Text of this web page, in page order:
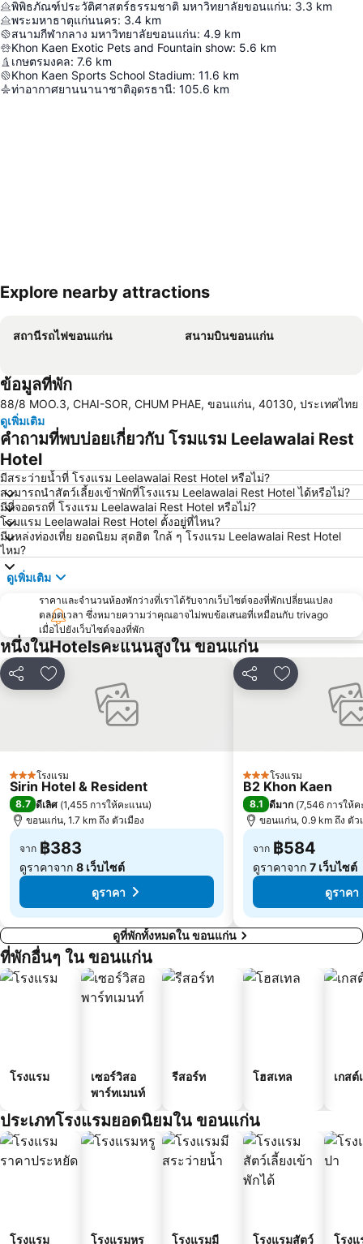
พิพิธภัณฑ์ประวัติศาสตร์ธรรมชาติ มหาวิทยาลัยขอนแก่น: 3.3 km
พระมหาธาตุแก่นนคร: 3.4 km
สนามกีฬากลาง มหาวิทยาลัยขอนแก่น: 4.9 km
Khon Kaen Exotic Pets and Fountain show: 5.6 km
เกษตรมงคล: 7.6 km
Khon Kaen Sports School Stadium: 11.6 km
ท่าอากาศยานนานาชาติอุดรธานี: 105.6 km
Explore nearby attractions
สถานีรถไฟขอนแก่น สนามบินขอนแก่น
ข้อมูลที่พัก
88/8 MOO.3, CHAI-SOR, CHUM PHAE, ขอนแก่น, 40130, ประเทศไทย
ดูเพิ่มเติม
คำถามที่พบบ่อยเกี่ยวกับ โรมแรม Leelawalai Rest
Hotel
มีสระว่ายน้ำที่ โรงแรม Leelawalai Rest Hotel หรือไม่?
สามารถนำสัตว์เลี้ยงเข้าพักที่โรงแรม Leelawalai Rest Hotel ได้หรือไม่?
มีที่จอดรถที่ โรงแรม Leelawalai Rest Hotel หรือไม่?
โรมแรม Leelawalai Rest Hotel ตั้งอยู่ที่ไหน?
มีแหล่งท่องเที่ย ยอดนิยม สุดฮิต ใกล้ ๆ โรงแรม Leelawalai Rest Hotel
ไหม?
ดูเพิ่มเติม
ราคาและจำนวนห้องพักว่างที่เราได้รับจากเว็บไซต์จองที่พักเปลี่ยนแปลง
ตลอดเวลา ซึ่งหมายความว่าคุณอาจไม่พบข้อเสนอที่เหมือนกับ trivago
เมื่อไปยังเว็บไซต์จองที่พัก
หนึ่งในHotelsคะแนนสูงใน ขอนแก่น
แชร์ เพิ่มในรายการโปรด
3 ดาวโรงแรม
Sirin Hotel & Resident
8.7 ดีเลิศ (1,455 การให้คะแนน)
ขอนแก่น, 1.7 km ถึง ตัวเมือง
จาก ฿383
ดูราคาจาก 8 เว็บไซต์
ดูราคา
แชร์ เพิ่มในรายกา
3 ดาวโรงแรม
B2 Khon Kaen
8.1 ดีมาก (7,546 การให้
ขอนแก่น, 0.9 km ถึง ตัว
จาก ฿584
ดูราคาจาก 7 เว็บไซต์
ดูราคา
ดูที่พักทั้งหมดใน ขอนแก่น
ที่พักอื่นๆ ใน ขอนแก่น
โรงแรม
เซอร์วิสอ
พาร์ทเมนท์
รีสอร์ท โฮสเทล เกสต์
ประเภทโรงแรมยอดนิยมใน ขอนแก่น
โรงแรม
โรงแรมหรู
โรงแรมมี
โรงแรมสัตว์
โรง